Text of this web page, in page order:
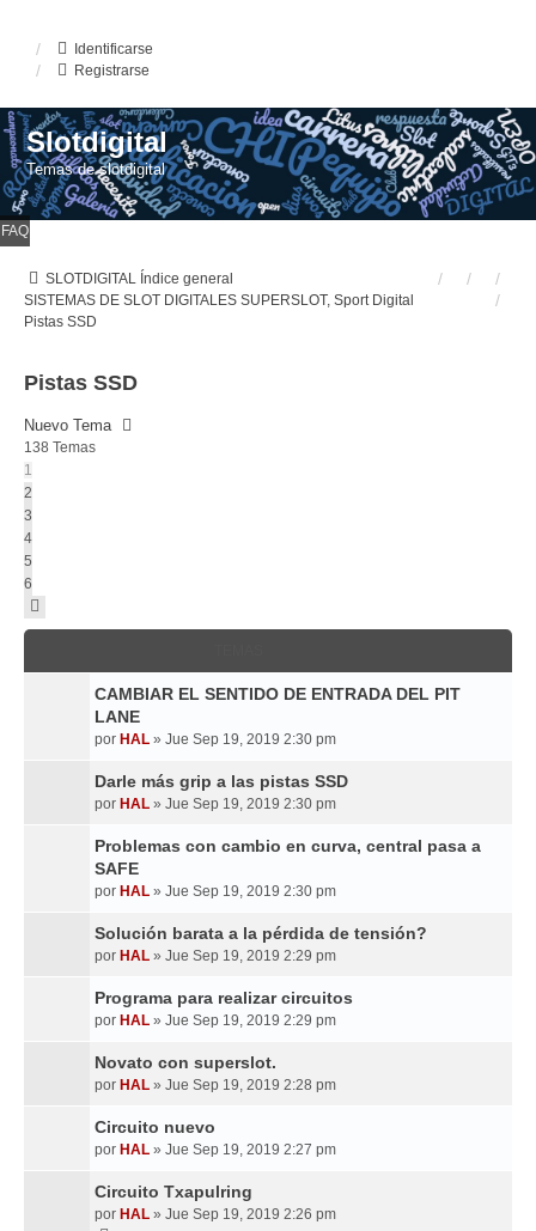
Identificarse
Registrarse
Slotdigital
Temas de slotdigital
FAQ
SLOTDIGITAL Índice general
SISTEMAS DE SLOT DIGITALES SUPERSLOT, Sport Digital
Pistas SSD
Pistas SSD
Nuevo Tema
138 Temas
1
2
3
4
5
6
CAMBIAR EL SENTIDO DE ENTRADA DEL PIT
LANE
por HAL » Jue Sep 19, 2019 2:30 pm
Darle más grip a las pistas SSD
por HAL » Jue Sep 19, 2019 2:30 pm
Problemas con cambio en curva, central pasa a
SAFE
por HAL » Jue Sep 19, 2019 2:30 pm
Solución barata a la pérdida de tensión?
por HAL » Jue Sep 19, 2019 2:29 pm
Programa para realizar circuitos
por HAL » Jue Sep 19, 2019 2:29 pm
Novato con superslot.
por HAL » Jue Sep 19, 2019 2:28 pm
Circuito nuevo
por HAL » Jue Sep 19, 2019 2:27 pm
Circuito Txapulring
por HAL » Jue Sep 19, 2019 2:26 pm